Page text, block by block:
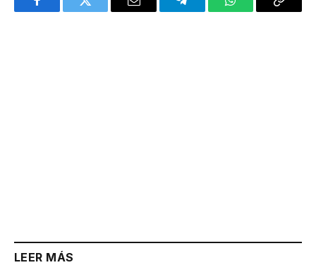
FacebookTwitter Email TelegramWhatsAppCopy
LEER MÁS